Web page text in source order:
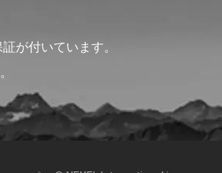
が付いています。